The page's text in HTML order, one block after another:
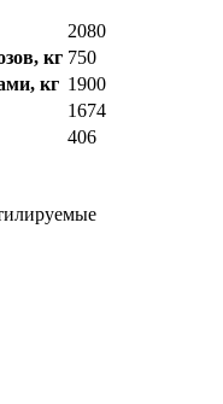
2080
кг 750
кг 1900
1674
406